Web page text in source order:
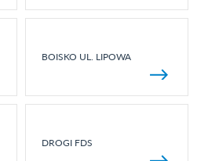
BOISKO UL. LIPOWA
DROGI FDS